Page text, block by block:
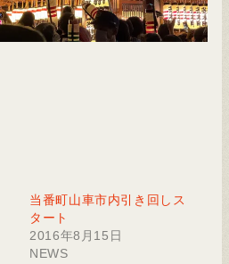
当番町山車市内引き回しス
タート
2016年8月15日
NEWS